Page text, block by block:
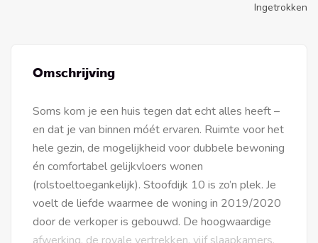
Ingetrokken
Omschrijving
Soms kom je een huis tegen dat echt alles heeft –
en dat je van binnen móét ervaren. Ruimte voor het
hele gezin, de mogelijkheid voor dubbele bewoning
én comfortabel gelijkvloers wonen
(rolstoeltoegankelijk). Stoofdijk 10 is zo’n plek. Je
voelt de liefde waarmee de woning in 2019/2020
door de verkoper is gebouwd. De hoogwaardige